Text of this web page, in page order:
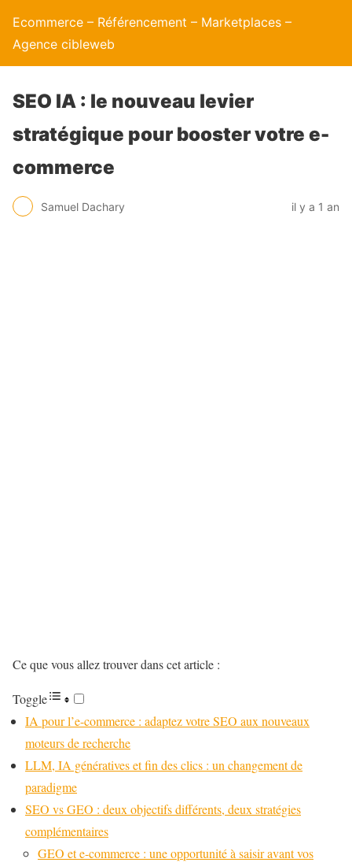
Ecommerce – Référencement – Marketplaces –
Agence cibleweb
SEO IA : le nouveau levier
stratégique pour booster votre e-
commerce
Samuel Dachary il y a 1 an
Ce que vous allez trouver dans cet article :
Toggle
IA pour l’e-commerce : adaptez votre SEO aux nouveaux
moteurs de recherche
LLM, IA génératives et fin des clics : un changement de
paradigme
SEO vs GEO : deux objectifs différents, deux stratégies
complémentaires
GEO et e-commerce : une opportunité à saisir avant vos